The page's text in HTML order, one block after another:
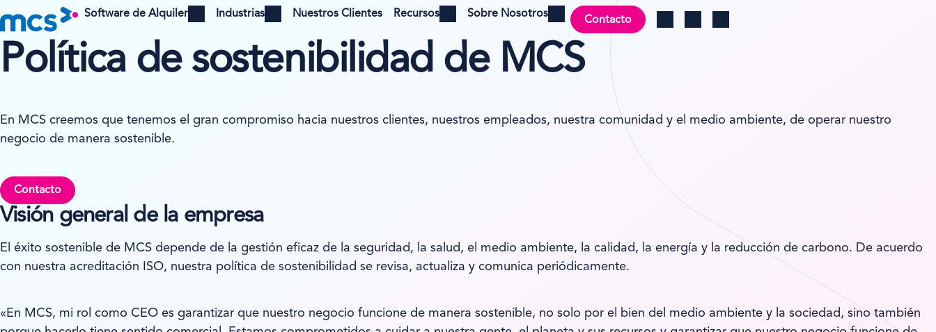
Software de Alquiler Industrias
Open menu
Nuestros Clientes Recursos
Open menu
Sobre Nosotros
Contacto
Log inSearchCambio de región
Política de sostenibilidad de MCS
En MCS creemos que tenemos el gran compromiso hacia nuestros clientes, nuestros empleados, nuestra comunidad y el medio ambiente, de operar nuestro
negocio de manera sostenible.
Contacto
Visión general de la empresa
El éxito sostenible de MCS depende de la gestión eficaz de la seguridad, la salud, el medio ambiente, la calidad, la energía y la reducción de carbono. De acuerdo
con nuestra acreditación ISO, nuestra política de sostenibilidad se revisa, actualiza y comunica periódicamente.
«En MCS, mi rol como CEO es garantizar que nuestro negocio funcione de manera sostenible, no solo por el bien del medio ambiente y la sociedad, sino también